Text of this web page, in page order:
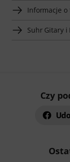
Informacje
Suhr Gitary i
Czy